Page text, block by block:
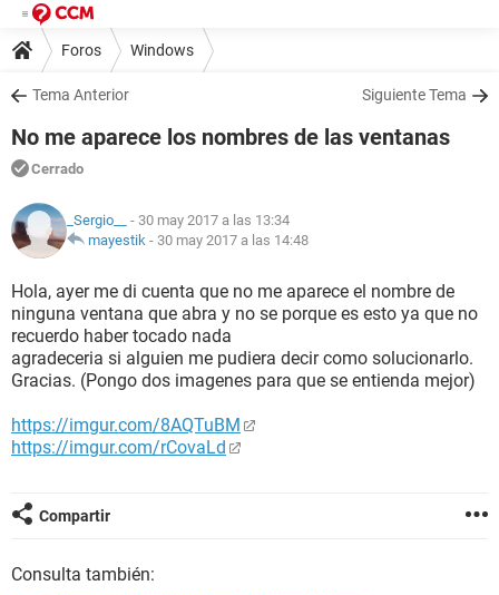
Foros Windows
Tema Anterior Siguiente Tema
No me aparece los nombres de las ventanas
Cerrado
_Sergio__
- 30 may 2017 a las 13:34
mayestik - 30 may 2017 a las 14:48
Hola, ayer me di cuenta que no me aparece el nombre de
ninguna ventana que abra y no se porque es esto ya que no
recuerdo haber tocado nada
agradeceria si alguien me pudiera decir como solucionarlo.
Gracias. (Pongo dos imagenes para que se entienda mejor)
https://imgur.com/8AQTuBM
https://imgur.com/rCovaLd
Compartir
Consulta también: